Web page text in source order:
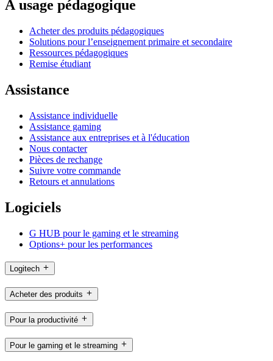
À usage pédagogique
Acheter des produits pédagogiques
Solutions pour l’enseignement primaire et secondaire
Ressources pédagogiques
Remise étudiant
Assistance
Assistance individuelle
Assistance gaming
Assistance aux entreprises et à l'éducation
Nous contacter
Pièces de rechange
Suivre votre commande
Retours et annulations
Logiciels
G HUB pour le gaming et le streaming
Options+ pour les performances
Logitech
Acheter des produits
Pour la productivité
Pour le gaming et le streaming